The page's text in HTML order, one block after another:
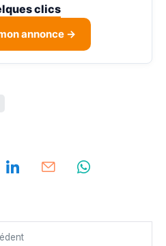
clics
annonce →